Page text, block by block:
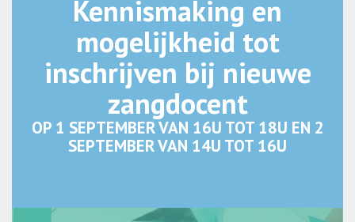
Kennismaking en
mogelijkheid tot
inschrijven bij nieuwe
zangdocent
OP 1 SEPTEMBER VAN 16U TOT 18U EN 2
SEPTEMBER VAN 14U TOT 16U